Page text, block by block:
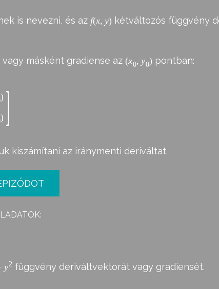
is nevezni, és az f(x, y) kétváltozós függvény
másként gradiense az (x0, y0) pontban:
)
) ]
kiszámítani az iránymenti deriváltat.
y2függvény deriváltvektorát vagy gradiensét.